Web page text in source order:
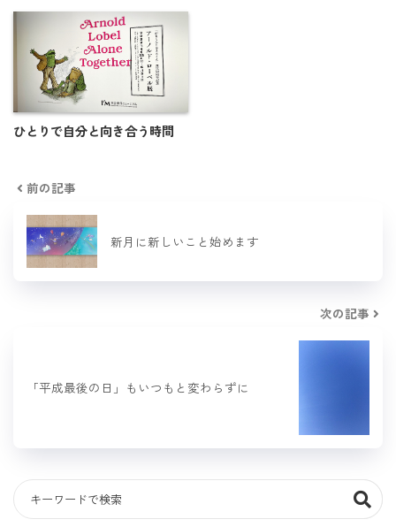
ひとりで自分と向き合う時間
前の記事
新月に新しいこと始めます
次の記事
「平成最後の日」もいつもと変わらずに